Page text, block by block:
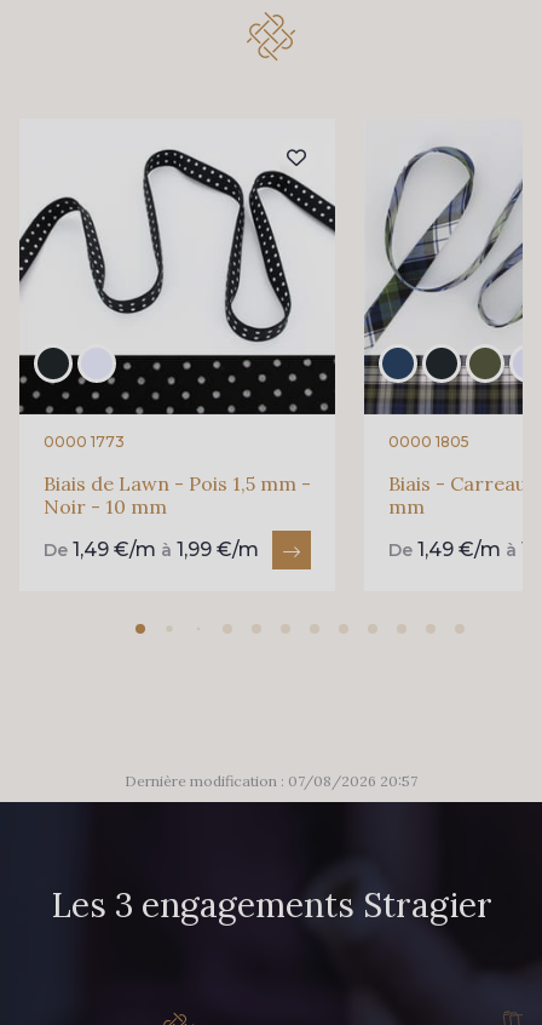
0000 1773
Biais de Lawn - Pois 1,5 mm -
Noir - 10 mm
De 1,49 €/m à 1,99 €/m
0000 1805
Biais -
mm
De1,49 €/m à
Dernière modification : 07/08/2026 20:57
Les 3 engagements Stragier